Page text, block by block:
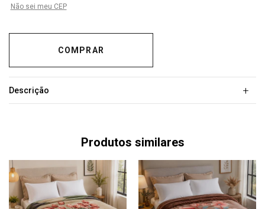
Não sei meu CEP
Descrição +
Produtos similares